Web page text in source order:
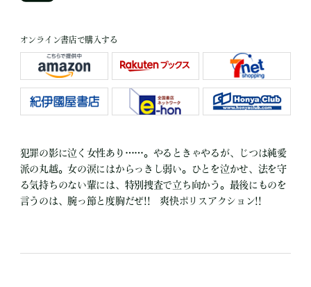
オンライン書店で購入する
犯罪の影に泣く女性あり……。やるときゃやるが、じつは純愛
派の丸越。女の涙にはからっきし弱い。ひとを泣かせ、法を守
る気持ちのない輩には、特別捜査で立ち向かう。最後にものを
言うのは、腕っ節と度胸だぜ!! 爽快ポリスアクション!!